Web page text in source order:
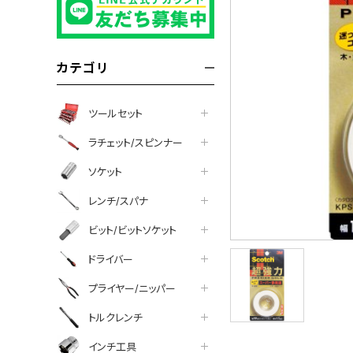
カテゴリ
ツールセット
ラチェット/スピンナー
ソケット
レンチ/スパナ
ビット/ビットソケット
ドライバー
プライヤー/ニッパー
トルクレンチ
インチ工具